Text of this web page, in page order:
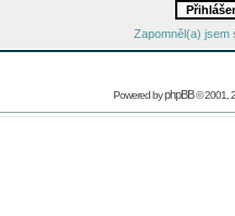
Zapomněl(a) jsem
Powered byphpBB© 2001,